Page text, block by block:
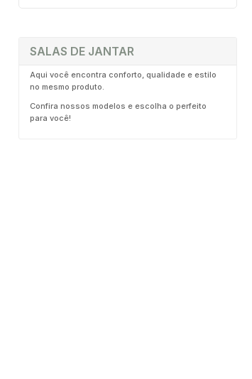
SALAS DE JANTAR
Aqui você encontra conforto, qualidade e estilo
no mesmo produto.
Confira nossos modelos e escolha o perfeito
para você!